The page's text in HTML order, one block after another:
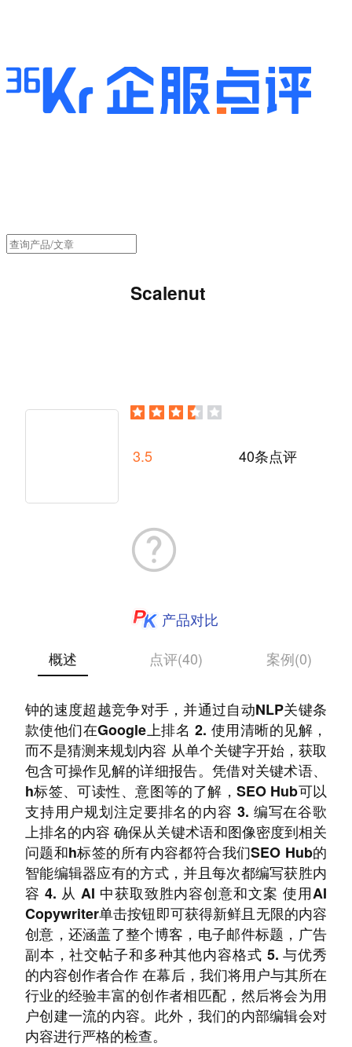
Scalenut
3.5 40条点评
产品对比
概述
点评(40) 案例(0)
钟的速度超越竞争对手，并通过自动NLP关键条
款使他们在Google上排名 2. 使用清晰的见解，
而不是猜测来规划内容 从单个关键字开始，获取
包含可操作见解的详细报告。凭借对关键术语、
h标签、可读性、意图等的了解，SEO Hub可以
支持用户规划注定要排名的内容 3. 编写在谷歌
上排名的内容 确保从关键术语和图像密度到相关
问题和h标签的所有内容都符合我们SEO Hub的
智能编辑器应有的方式，并且每次都编写获胜内
容 4. 从 AI 中获取致胜内容创意和文案 使用AI
Copywriter单击按钮即可获得新鲜且无限的内容
创意，还涵盖了整个博客，电子邮件标题，广告
副本，社交帖子和多种其他内容格式 5. 与优秀
的内容创作者合作 在幕后，我们将用户与其所在
行业的经验丰富的创作者相匹配，然后将会为用
户创建一流的内容。此外，我们的内部编辑会对
内容进行严格的检查。